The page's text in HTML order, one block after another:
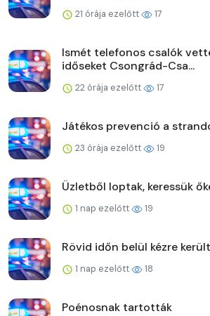
21 órája ezelőtt 17
Ismét telefonos csalók
időseket Csongrád-Csa...
22 órája ezelőtt 17
Játékos prevenció a
23 órája ezelőtt 19
Üzletből loptak, keressük
1 nap ezelőtt 19
Rövid időn belül kézre
1 nap ezelőtt 18
Poénosnak tartották